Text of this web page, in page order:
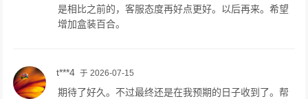
是相比之前的，客服态度再好点更好。以后再来。希望
增加盒装百合。
t***4 于 2026-07-15
期待了好久。不过最终还是在我预期的日子收到了。帮